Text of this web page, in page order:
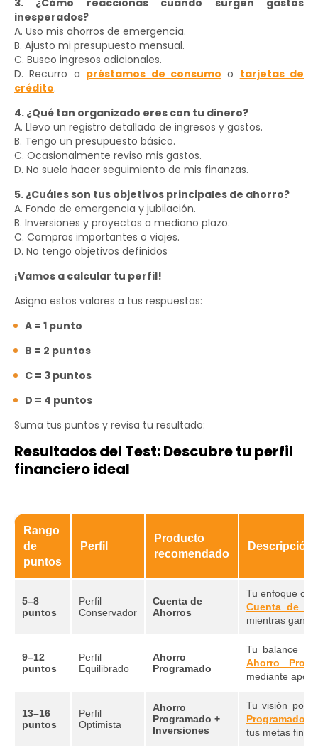
3. ¿Cómo reaccionas cuando surgen gastos
inesperados?
A. Uso mis ahorros de emergencia.
B. Ajusto mi presupuesto mensual.
C. Busco ingresos adicionales.
D. Recurro a préstamos de consumo o tarjetas de
crédito.
4. ¿Qué tan organizado eres con tu dinero?
A. Llevo un registro detallado de ingresos y gastos.
B. Tengo un presupuesto básico.
C. Ocasionalmente reviso mis gastos.
D. No suelo hacer seguimiento de mis finanzas.
5. ¿Cuáles son tus objetivos principales de ahorro?
A. Fondo de emergencia y jubilación.
B. Inversiones y proyectos a mediano plazo.
C. Compras importantes o viajes.
D. No tengo objetivos definidos
¡Vamos a calcular tu perfil!
Asigna estos valores a tus respuestas:
A = 1 punto
B = 2 puntos
C = 3 puntos
D = 4 puntos
Suma tus puntos y revisa tu resultado:
Resultados del Test: Descubre tu perfil
financiero ideal
Rango
de
puntos
Perfil
Producto
recomendado
Descripción
5–8
puntos
Perfil
Conservador
Cuenta de
Ahorros
Tu enfoque
Cuenta de
mientras
9–12
puntos
Perfil
Equilibrado
Ahorro
Programado
Tu balance
Ahorro
mediante
13–16
puntos
Perfil
Optimista
Ahorro
Programado +
Inversiones
Tu visión
Programado
tus metas